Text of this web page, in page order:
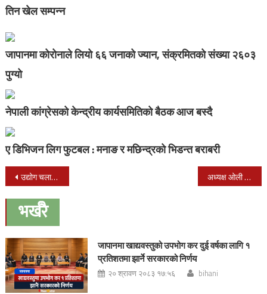
तिन खेल सम्पन्न
जापानमा कोरोनाले लियो ६६ जनाको ज्यान, संक्रमितको संख्या २६०३
पुग्यो
नेपाली कांग्रेसको केन्द्रीय कार्यसमितिको बैठक आज बस्दै
ए डिभिजन लिग फुटबल : मनाङ र मछिन्द्रको भिडन्त बराबरी
Post
navigation
उद्योग चलाउन सेनालाई डेढ अर्ब अध्यक्ष ओली र दाहालबीच भेटवार्ता
भर्खरै
जापानमा खाद्यवस्तुको उपभोग कर दुई वर्षका लागि १
प्रतिशतमा झार्ने सरकारको निर्णय
२० श्रावण २०८३ १७:५६ bihani